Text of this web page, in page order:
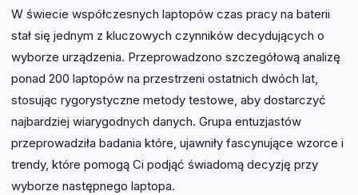
W świecie współczesnych laptopów czas pracy na baterii
stał się jednym z kluczowych czynników decydujących o
wyborze urządzenia. Przeprowadzono szczegółową analizę
ponad 200 laptopów na przestrzeni ostatnich dwóch lat,
stosując rygorystyczne metody testowe, aby dostarczyć
najbardziej wiarygodnych danych. Grupa entuzjastów
przeprowadziła badania które, ujawniły fascynujące wzorce i
trendy, które pomogą Ci podjąć świadomą decyzję przy
wyborze następnego laptopa.